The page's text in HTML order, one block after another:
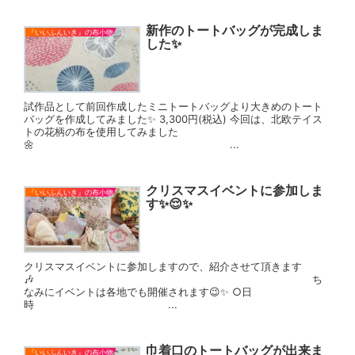
『いいふんいき』の布小物
新作のトートバッグが完成しま
した✨
試作品として前回作成したミニトートバッグより大きめのトート
バッグを作成してみました✨ 3,300円(税込) 今回は、北欧テイス
トの花柄の布を使用してみました
🌼 ...
『いいふんいき』の布小物
クリスマスイベントに参加しま
す✨😌✨
クリスマスイベントに参加しますので、紹介させて頂きます
🎶 ち
なみにイベントは各地でも開催されます😉✨ ○日
時 ...
『いいふんいき』の布小物 巾着口のトートバッグが出来ま